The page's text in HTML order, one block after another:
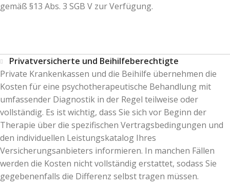
gemäß §13 Abs. 3 SGB V zur Verfügung.
Privatversicherte und Beihilfeberechtigte
Private Krankenkassen und die Beihilfe übernehmen die
Kosten für eine psychotherapeutische Behandlung mit
umfassender Diagnostik in der Regel teilweise oder
vollständig. Es ist wichtig, dass Sie sich vor Beginn der
Therapie über die spezifischen Vertragsbedingungen und
den individuellen Leistungskatalog Ihres
Versicherungsanbieters informieren. In manchen Fällen
werden die Kosten nicht vollständig erstattet, sodass Sie
gegebenenfalls die Differenz selbst tragen müssen.